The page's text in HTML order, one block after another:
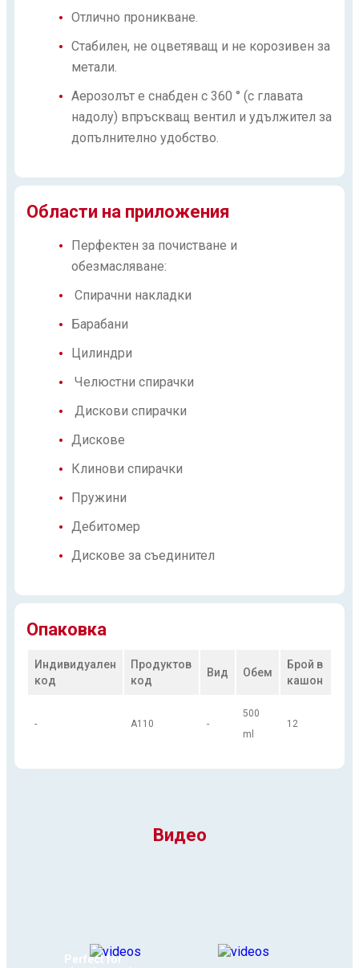
Отлично проникване.
Стабилен, не оцветяващ и не корозивен за
метали.
Аерозолът е снабден с 360 ° (с главата
надолу) впръскващ вентил и удължител за
допълнително удобство.
Области на приложения
Перфектен за почистване и
обезмасляване:
Спирачни накладки
Барабани
Цилиндри
Челюстни спирачки
Дискови спирачки
Дискове
Клинови спирачки
Пружини
Дебитомер
Дискове за съединител
Опаковка
Индивидуален
код
Продуктов
код
Вид Обем
Брой в
кашон
- A110 -
500
ml
12
Видео
Perfect for